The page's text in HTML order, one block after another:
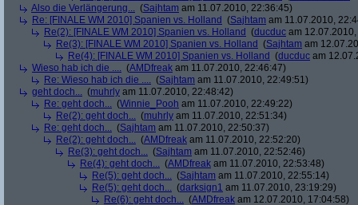
Also die Verlängerung... (Sajhtam am 11.07.2010, 22:36:45)
Re: [FINALE WM 2010] Spanien vs. Holland (Sajhtam am 11.07.2010,
Re(2): [FINALE WM 2010] Spanien vs. Holland (ducduc am
Re(3): [FINALE WM 2010] Spanien vs. Holland (Sajhtam am
Re(4): [FINALE WM 2010] Spanien vs. Holland (ducduc am
Wieso hab ich die .... (AMDfreak am 11.07.2010, 22:46:47)
Re: Wieso hab ich die .... (Sajhtam am 11.07.2010, 22:49:51)
geht doch... (muhrly am 11.07.2010, 22:48:42)
Re: geht doch... (Winnie_Pooh am 11.07.2010, 22:49:22)
Re(2): geht doch... (muhrly am 11.07.2010, 22:51:34)
Re: geht doch... (Sajhtam am 11.07.2010, 22:50:37)
Re(2): geht doch... (AMDfreak am 11.07.2010, 22:52:20)
Re(3): geht doch... (Sajhtam am 11.07.2010, 22:52:46)
Re(4): geht doch... (AMDfreak am 11.07.2010, 22:53:48)
Re(5): geht doch... (Sajhtam am 11.07.2010, 22:55:14)
Re(5): geht doch... (darksign1 am 11.07.2010, 23:19:29)
Re(6): geht doch... (AMDfreak am 12.07.2010, 17:04:58)